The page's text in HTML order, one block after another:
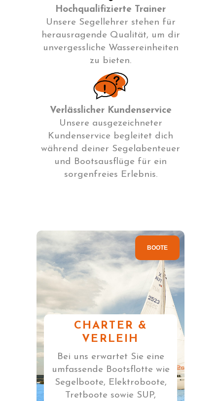
Hochqualifizierte Trainer
Unsere Segellehrer stehen für
herausragende Qualität, um dir
unvergessliche Wassereinheiten
zu bieten.
Verlässlicher Kundenservice
Unsere ausgezeichneter
Kundenservice begleitet dich
während deiner Segelabenteuer
und Bootsausflüge für ein
sorgenfreies Erlebnis.
BOOTE
CHARTER &
VERLEIH
Bei uns erwartet Sie eine
umfassende Bootsflotte wie
Segelboote, Elektroboote,
Tretboote sowie SUP,